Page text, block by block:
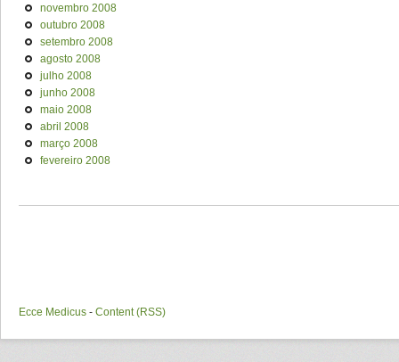
novembro 2008
outubro 2008
setembro 2008
agosto 2008
julho 2008
junho 2008
maio 2008
abril 2008
março 2008
fevereiro 2008
Ecce Medicus - Content (RSS)